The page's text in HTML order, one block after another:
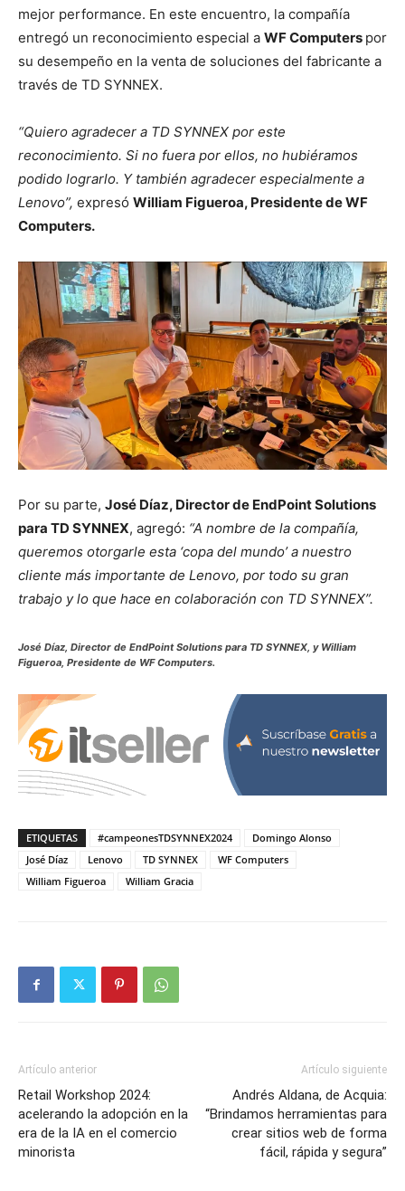
mejor performance. En este encuentro, la compañía
entregó un reconocimiento especial a WF Computers por
su desempeño en la venta de soluciones del fabricante a
través de TD SYNNEX.
“Quiero agradecer a TD SYNNEX por este
reconocimiento. Si no fuera por ellos, no hubiéramos
podido lograrlo. Y también agradecer especialmente a
Lenovo”, expresó William Figueroa, Presidente de WF
Computers.
Por su parte, José Díaz, Director de EndPoint Solutions
para TD SYNNEX, agregó: “A nombre de la compañía,
queremos otorgarle esta ‘copa del mundo’ a nuestro
cliente más importante de Lenovo, por todo su gran
trabajo y lo que hace en colaboración con TD SYNNEX”.
José Díaz, Director de EndPoint Solutions para TD SYNNEX, y William
Figueroa, Presidente de WF Computers.
ETIQUETAS #campeonesTDSYNNEX2024
Domingo Alonso
José Díaz
Lenovo TD SYNNEX
WF Computers
William Figueroa
William Gracia
Artículo anterior
Retail Workshop 2024:
acelerando la adopción en la
era de la IA en el comercio
minorista
Artículo siguiente
Andrés Aldana, de Acquia:
“Brindamos herramientas para
crear sitios web de forma
fácil, rápida y segura”